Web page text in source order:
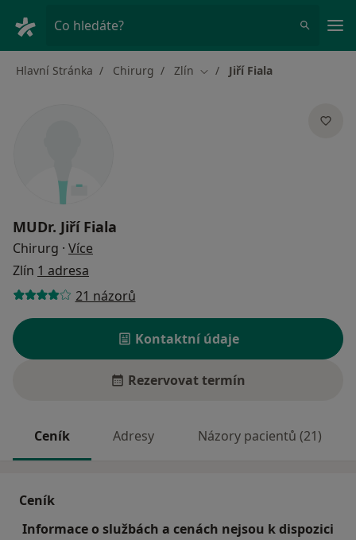
Co hledáte?
Hlavní Stránka Chirurg Zlín Změna města
Jiří Fiala
MUDr. Jiří Fiala
Chirurg · Více
Zlín 1 adresa
21 názorů
Kontaktní údaje
Rezervovat termín
Ceník Adresy Názory pacientů (21)
Ceník
Informace o službách a cenách nejsou k dispozici